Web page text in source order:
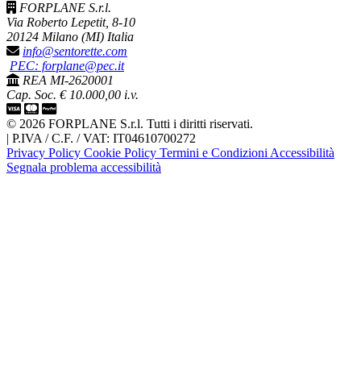
FORPLANE S.r.l.
Via Roberto Lepetit, 8-10
20124 Milano (MI) Italia
info@sentorette.com
PEC: forplane@pec.it
REA MI-2620001
Cap. Soc. € 10.000,00 i.v.
© 2026 FORPLANE S.r.l. Tutti i diritti riservati.
| P.IVA / C.F. / VAT: IT04610700272
Privacy Policy Cookie Policy Termini e Condizioni Accessibilità
Segnala problema accessibilità